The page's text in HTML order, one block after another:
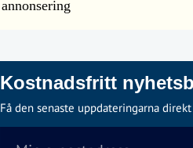
annonsering
Kostnadsfritt
Få den senaste uppdateringarna